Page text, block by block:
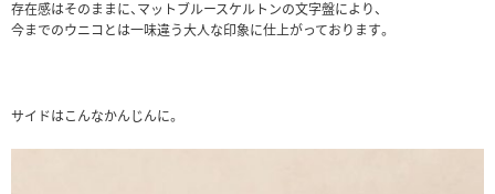
存在感はそのままに、マットブルースケルトンの文字盤により、
今までのウニコとは一味違う大人な印象に仕上がっております。
サイドはこんなかんじんに。